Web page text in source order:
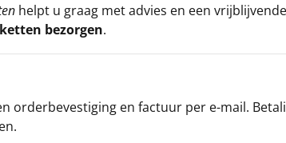
helpt u graag met advies en een
bezorgen.
orderbevestiging en factuur per e-mail.